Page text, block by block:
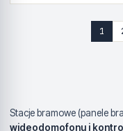
1
Stacje bramowe (panele
wideodomofonu i